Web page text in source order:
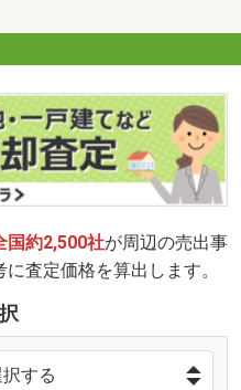
国約2,500社が周辺の売出事
査定価格を算出します。